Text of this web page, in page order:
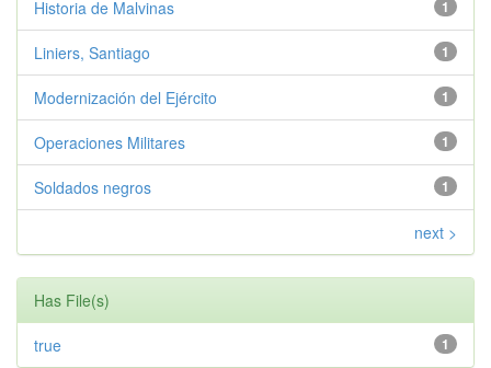
1
Historia de Malvinas
1
Liniers, Santiago
1
Modernización del Ejército
1
Operaciones Militares
1
Soldados negros
next >
Has File(s)
1
true